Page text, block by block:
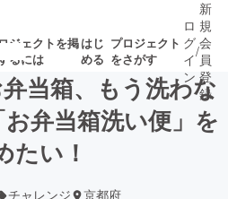
ジェクトを掲
るには
はじ
める
プロジェクト
をさがす
着プロ募集終了が近いプ
ロ
グ
イ
ン
/
新
規
会
員
登
録
当箱、もう洗わな
弁当箱洗い便」を
たい！
チャレンジ 京都府